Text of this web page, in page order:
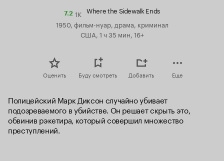
7.2Рейтинг
Кинопоиска
7.2
1K Where the Sidewalk Ends
1950, фильм-нуар, драма, криминал
США, 1 ч 35 мин, 16+
Оценить Буду смотреть Добавить Еще
Полицейский Марк Диксон случайно убивает
подозреваемого в убийстве. Он решает скрыть это,
обвинив рэкетира, который совершил множество
преступлений.